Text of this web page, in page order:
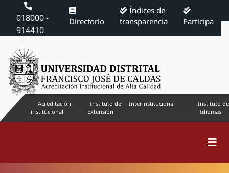
018000 -
914410
Directorio
Índices de
transparencia
Participa
Acreditación
institucional
Instituto de
Extensión
Interinstitucional
Instituto de
Idiomas